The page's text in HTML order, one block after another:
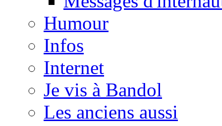
Humour
Infos
Internet
Je vis à Bandol
Les anciens aussi